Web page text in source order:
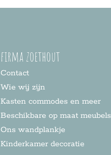
firma zoethout
Contact
Wie wij zijn
Kasten commodes en meer
Beschikbare op maat meubels
Ons wandplankje
Kinderkamer decoratie